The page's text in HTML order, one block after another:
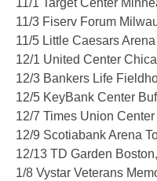
11/1 Target Center
11/3 Fiserv Forum
11/5 Little Caesars Arena
12/1 United Center
12/3 Bankers Life
12/5 KeyBank Center
12/7 Times Union
12/9 Scotiabank Arena
12/13 TD Garden
1/8 Vystar Veterans